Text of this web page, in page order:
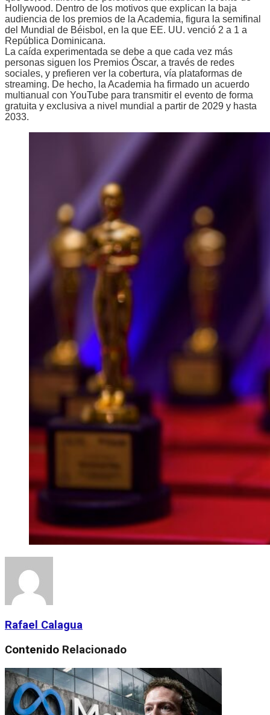
Hollywood. Dentro de los motivos que explican la baja
audiencia de los premios de la Academia, figura la semifinal
del Mundial de Béisbol, en la que EE. UU. venció 2 a 1 a
República Dominicana.
La caída experimentada se debe a que cada vez más
personas siguen los Premios Óscar, a través de redes
sociales, y prefieren ver la cobertura, vía plataformas de
streaming. De hecho, la Academia ha firmado un acuerdo
multianual con YouTube para transmitir el evento de forma
gratuita y exclusiva a nivel mundial a partir de 2029 y hasta
2033.
Rafael Calagua
Contenido Relacionado